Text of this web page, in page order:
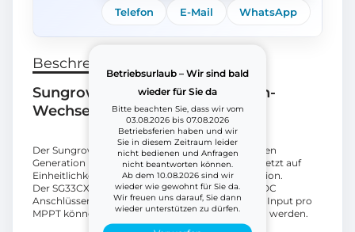
Betriebsurlaub – Wir sind bald
wieder für Sie da
Bitte beachten Sie, dass wir vom
03.08.2026 bis 07.08.2026
Betriebsferien haben und wir
Sie in diesem Zeitraum leider
nicht bedienen und Anfragen
nicht beantworten können.
Ab dem 10.08.2026 sind wir
wieder wie gewohnt für Sie da.
Wir freuen uns darauf, Sie dann
wieder unterstützen zu dürfen.
Telefon E-Mail WhatsApp
Beschreibung
Sungrow SG33CX-P2 Dreiphasen-
Wechselrichter
Der Sungrow Gewerbewechselrichter der nächsten
Generation ist da! Die neueSG33-50CX P2 -Serie setzt auf
Einheitlichkeit und bietet gleichzeitig viel Innovation.
Der SG33CX-P2 besitzt 3 MPP Tracker mit EVO2 DC
Anschlüssen für bis zu 6 Strings. Dank je 30 A DC-Input pro
MPPT können alle Leistungsklassen eingebunden werden.